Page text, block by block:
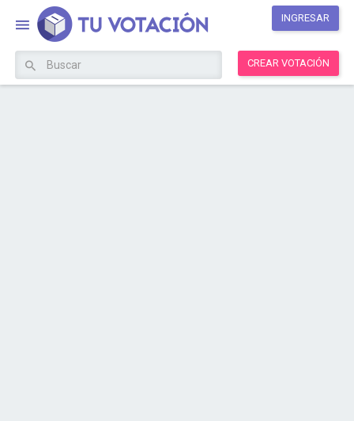
INGRESAR
CREAR VOTACIÓN